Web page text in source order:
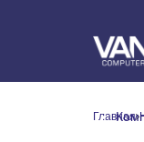
Главная